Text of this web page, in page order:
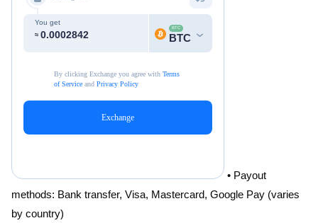
• Payout
methods: Bank transfer, Visa, Mastercard, Google Pay (varies
by country)